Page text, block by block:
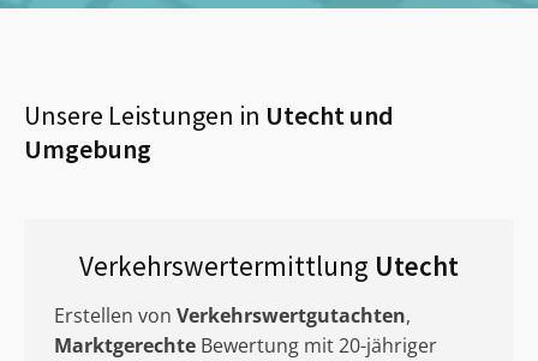
Unsere Leistungen in Utechtund
Umgebung
Verkehrswertermittlung Utecht
Erstellen von Verkehrswertgutachten,
Marktgerechte Bewertung mit 20-jähriger